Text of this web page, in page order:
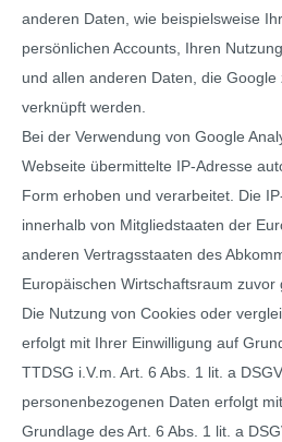
anderen Daten, wie beispielsweise
persönlichen Accounts, Ihren
und allen anderen Daten, die
verknüpft werden.
Bei der Verwendung von Google
Webseite übermittelte IP-Adresse
Form erhoben und verarbeitet. Die
innerhalb von Mitgliedstaaten der
anderen Vertragsstaaten des
Europäischen Wirtschaftsraum zuvor
Die Nutzung von Cookies oder
erfolgt mit Ihrer Einwilligung auf
TTDSG i.V.m. Art. 6 Abs. 1 lit. a
personenbezogenen Daten erfolgt
Grundlage des Art. 6 Abs. 1 lit. a